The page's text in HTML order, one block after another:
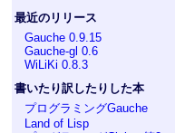
最近のリリース
Gauche 0.9.15
Gauche-gl 0.6
WiLiKi 0.8.3
書いたり訳したりした本
プログラミングGauche
Land of Lisp